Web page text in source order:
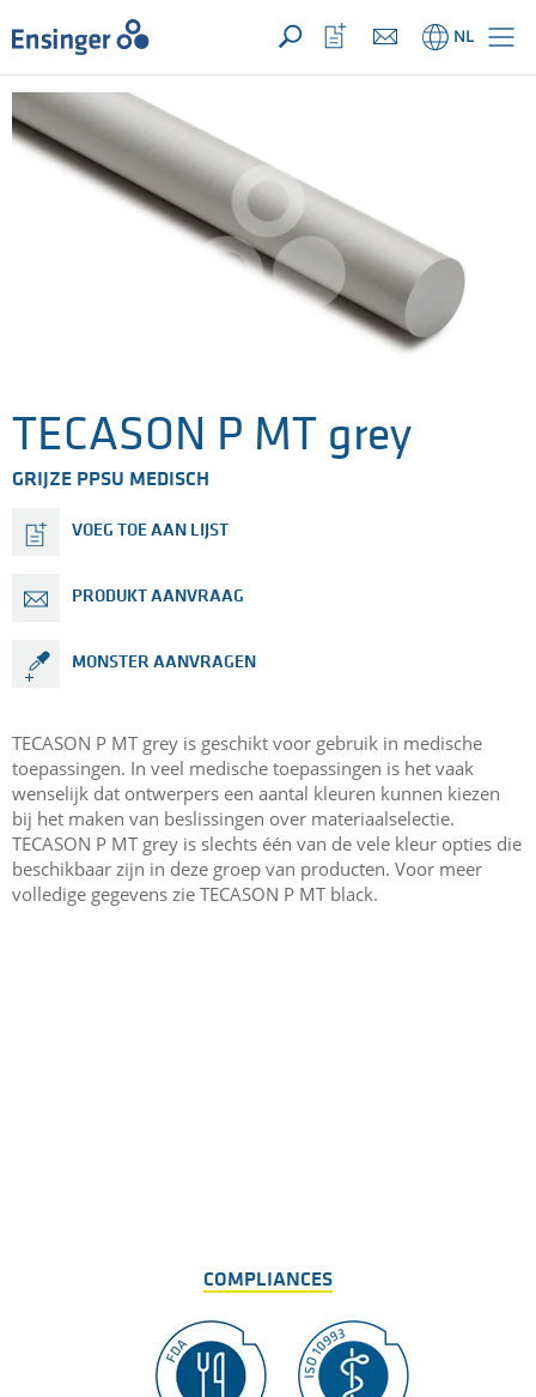
UW aanvraag ({{productCount}} Produkten)OPEN
Startpagina NL
Bekijk
favorietenlijst
TECASON P MT grey
GRIJZE PPSU MEDISCH
VOEG TOE AAN LIJST
PRODUKT AANVRAAG
MONSTER AANVRAGEN
TECASON P MT grey is geschikt voor gebruik in medische
toepassingen. In veel medische toepassingen is het vaak
wenselijk dat ontwerpers een aantal kleuren kunnen kiezen
bij het maken van beslissingen over materiaalselectie.
TECASON P MT grey is slechts één van de vele kleur opties die
beschikbaar zijn in deze groep van producten. Voor meer
volledige gegevens zie TECASON P MT black.
COMPLIANCES